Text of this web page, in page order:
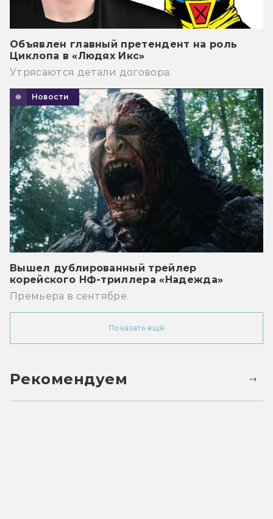
Объявлен главный претендент на роль
Циклопа в «Людях Икс»
Утрясаются детали договора.
Новости
Вышел дублированный трейлер
корейского НФ-триллера «Надежда»
Премьера в сентябре.
Показать ещё
Рекомендуем